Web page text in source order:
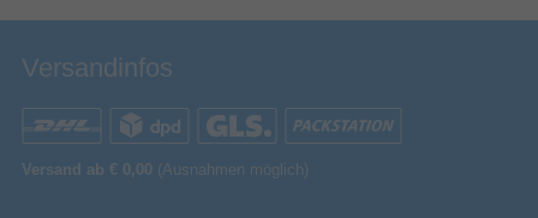
Versandinfos
Versand ab € 0,00 (Ausnahmen möglich)